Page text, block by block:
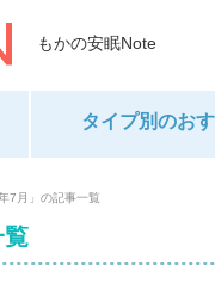
もかの安眠Note
タイプ別のお
7月」の記事一覧
覧